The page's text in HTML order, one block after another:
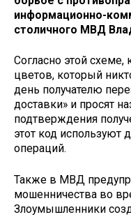
информационно-
столичного МВД
Согласно этой схеме,
цветов, который
день получателю
доставки» и просят
подтверждения
этот код
операций.
Также в МВД
мошенничества во
Злоумышленники